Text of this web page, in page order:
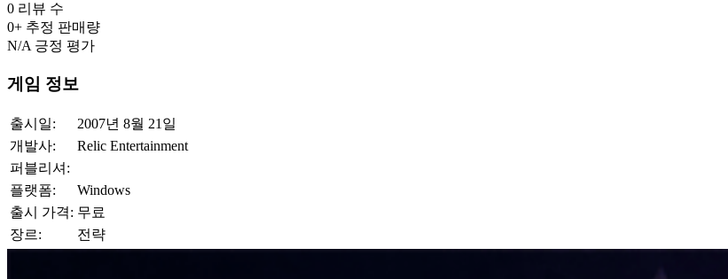
0 리뷰 수
0+ 추정 판매량
N/A 긍정 평가
게임 정보
출시일:
2007년 8월 21일
개발사:
Relic Entertainment
퍼블리셔:
플랫폼:
Windows
출시 가격: 무료
장르:
전략